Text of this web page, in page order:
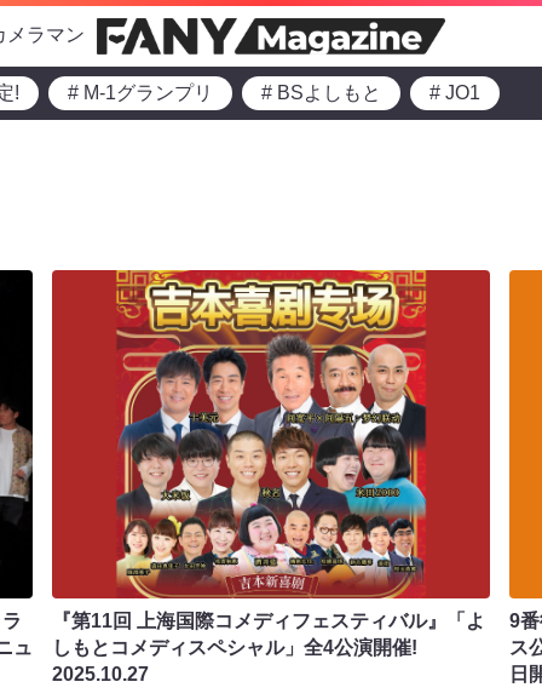
メラマン
! # M-1グランプリ # BSよしもと # JO1
ュ
『第11回 上海国際コメディフェスティバル』「よ
しもとコメディスペシャル」全4公演開催!
2025.10.27
9
ス
日